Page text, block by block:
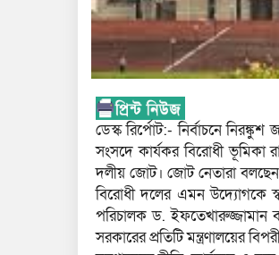
ডেস্ক রির্পোট:- নির্বাচনে
সংসদে কার্যকর বিরোধী ভূমিকা
দলীয় জোট। জোট নেতারা
বিরোধী দলের এমন উদ্যোগকে
পরিচালক ড. ইফতেখারুজ্জামান
সরকারের প্রতিটি মন্ত্রণালয়ের